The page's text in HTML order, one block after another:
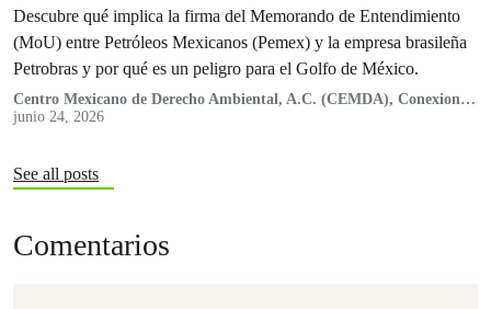
Descubre qué implica la firma del Memorando de Entendimiento
(MoU) entre Petróleos Mexicanos (Pemex) y la empresa brasileña
Petrobras y por qué es un peligro para el Golfo de México.
Centro Mexicano de Derecho Ambiental, A.C. (CEMDA), Conexiones
Climáticas, Engenera, Greenpeace México A.C., Nuestro Futuro,
junio 24, 2026
See all posts
Comentarios